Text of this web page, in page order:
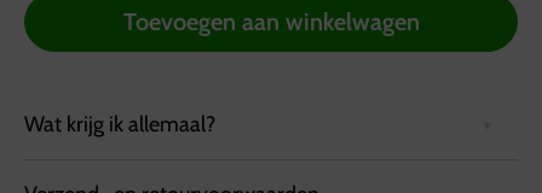
Toevoegen aan winkelwagen
Wat krijg ik allemaal?